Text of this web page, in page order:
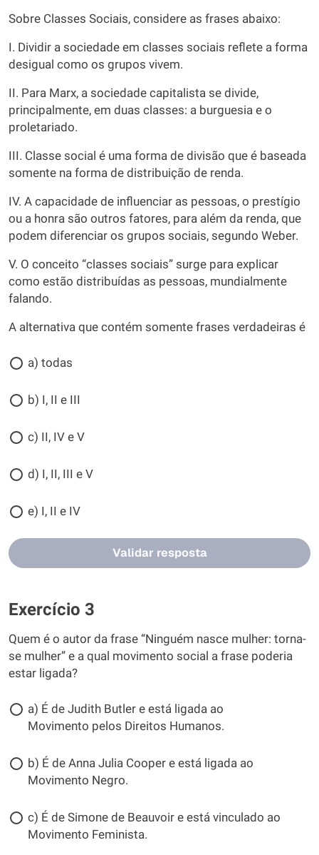
Sobre Classes Sociais, considere as frases abaixo:
I. Dividir a sociedade em classes sociais reflete a forma
desigual como os grupos vivem.
II. Para Marx, a sociedade capitalista se divide,
principalmente, em duas classes: a burguesia e o
proletariado.
III. Classe social é uma forma de divisão que é baseada
somente na forma de distribuição de renda.
IV. A capacidade de influenciar as pessoas, o prestígio
ou a honra são outros fatores, para além da renda, que
podem diferenciar os grupos sociais, segundo Weber.
V. O conceito “classes sociais” surge para explicar
como estão distribuídas as pessoas, mundialmente
falando.
A alternativa que contém somente frases verdadeiras é
a) todas
b) I, II e III
c) II, IV e V
d) I, II, III e V
e) I, II e IV
Validar resposta
Exercício 3
Quem é o autor da frase “Ninguém nasce mulher: torna-
se mulher” e a qual movimento social a frase poderia
estar ligada?
a) É de Judith Butler e está ligada ao
Movimento pelos Direitos Humanos.
b) É de Anna Julia Cooper e está ligada ao
Movimento Negro.
c) É de Simone de Beauvoir e está vinculado ao
Movimento Feminista.